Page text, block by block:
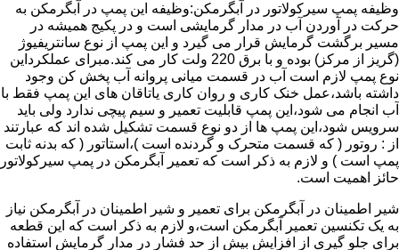
وظیفه پمپ سیرکولاتور در آبگرمکن:وظیفه این پمپ در آبگرمکن به
حرکت در آوردن آب در مدار گرمایشی است و در پکیج همیشه در
مسیر برگشت گرمایش قرار می گیرد و این پمپ از نوع سانتریفیوژ
(گریز از مرکز) بوده و با برق 220 ولت کار می کند.مبرای عملکرداین
نوع پمپ لازم است آب در قسمت میانی پروانه آب پخش کن وجود
داشته باشد،عمل خنک کاری و روان کاری یاتاقان های این پمپ فقط با
آب انجام می شود،این پمپ قابلیت تعمیر و سیم پیچی ندارد ولی باید
سرویس شود،این پمپ ها از دو نوع قسمت تشکیل شده اند که عبارتند
از : روتور ( که قسمت متحرک و گردنده است )،استاتور ( که بدنه ثابت
پمپ است ) و لازم به ذکر است که تعمیر آبگرمکن در پمپ سیرکولاتور
حائز اهمیت است.
شیر اطمینان در آبگرمکن برای تعمیر و شیر اطمینان در آبگرمکن نیاز
به یک تکنسین تعمیر آبگرمکن است،و لازم به ذکر است که این قطعه
برای جلو گیری از افزایش بیش از حد فشار در مدار گرمایش استفاده